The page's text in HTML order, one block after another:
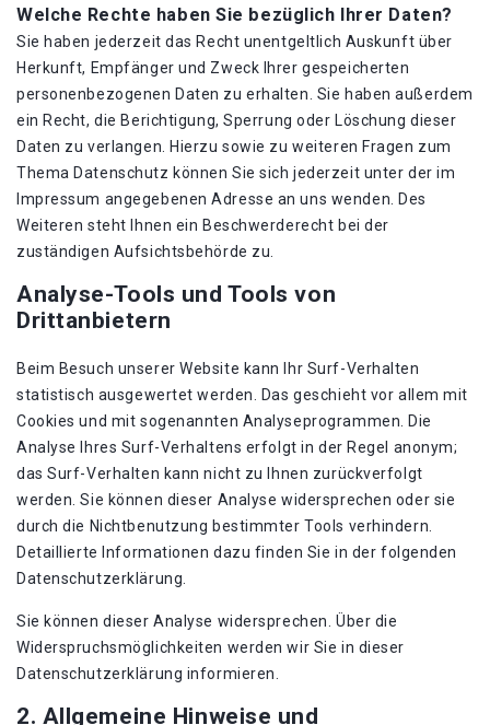
Welche Rechte haben Sie bezüglich Ihrer Daten?
Sie haben jederzeit das Recht unentgeltlich Auskunft über
Herkunft, Empfänger und Zweck Ihrer gespeicherten
personenbezogenen Daten zu erhalten. Sie haben außerdem
ein Recht, die Berichtigung, Sperrung oder Löschung dieser
Daten zu verlangen. Hierzu sowie zu weiteren Fragen zum
Thema Datenschutz können Sie sich jederzeit unter der im
Impressum angegebenen Adresse an uns wenden. Des
Weiteren steht Ihnen ein Beschwerderecht bei der
zuständigen Aufsichtsbehörde zu.
Analyse-Tools und Tools von
Drittanbietern
Beim Besuch unserer Website kann Ihr Surf-Verhalten
statistisch ausgewertet werden. Das geschieht vor allem mit
Cookies und mit sogenannten Analyseprogrammen. Die
Analyse Ihres Surf-Verhaltens erfolgt in der Regel anonym;
das Surf-Verhalten kann nicht zu Ihnen zurückverfolgt
werden. Sie können dieser Analyse widersprechen oder sie
durch die Nichtbenutzung bestimmter Tools verhindern.
Detaillierte Informationen dazu finden Sie in der folgenden
Datenschutzerklärung.
Sie können dieser Analyse widersprechen. Über die
Widerspruchsmöglichkeiten werden wir Sie in dieser
Datenschutzerklärung informieren.
2. Allgemeine Hinweise und